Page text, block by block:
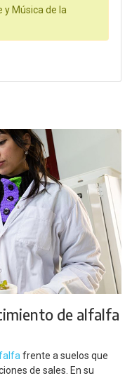
y Música de la
de alfalfa
frente a suelos que
de sales. En su